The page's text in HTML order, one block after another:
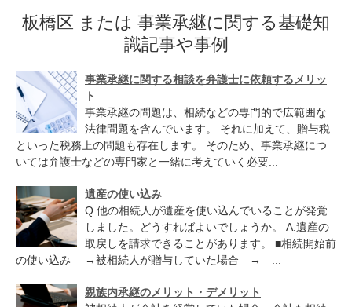
板橋区 または 事業承継に関する基礎知
識記事や事例
事業承継に関する相談を弁護士に依頼するメリッ
ト
事業承継の問題は、相続などの専門的で広範囲な
法律問題を含んでいます。 それに加えて、贈与税
といった税務上の問題も存在します。 そのため、事業承継につ
いては弁護士などの専門家と一緒に考えていく必要...
遺産の使い込み
Q.他の相続人が遺産を使い込んでいることが発覚
しました。どうすればよいでしょうか。 A.遺産の
取戻しを請求できることがあります。 ■相続開始前
の使い込み →被相続人が贈与していた場合 → ...
親族内承継のメリット・デメリット